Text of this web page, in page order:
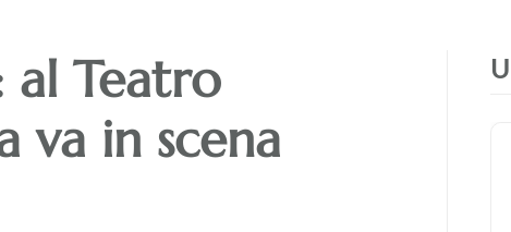
al Teatro
va in scena